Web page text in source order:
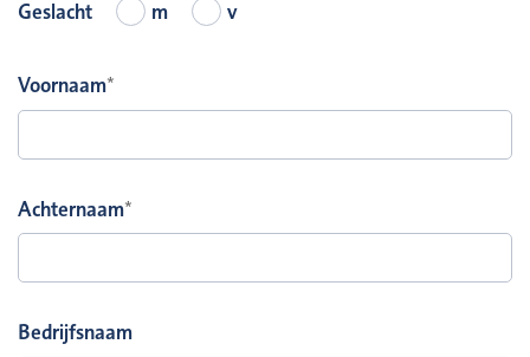
Geslacht m v
Voornaam*
Achternaam*
Bedrijfsnaam